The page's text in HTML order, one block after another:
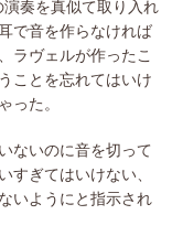
奏を真似て取り入れ
で音を作らなければ
ラヴェルが作ったこ
ことを忘れてはいけ
った。
ないのに音を切って
すぎてはいけない、
いようにと指示され